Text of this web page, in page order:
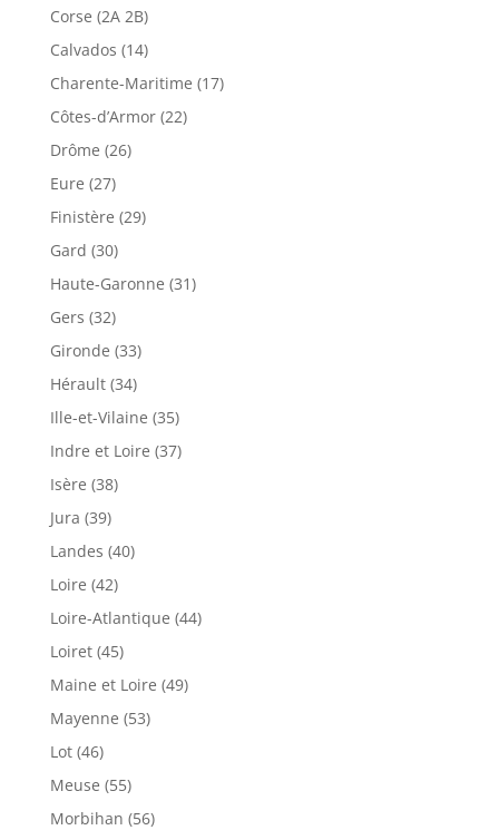
Corse (2A 2B)
Calvados (14)
Charente-Maritime (17)
Côtes-d’Armor (22)
Drôme (26)
Eure (27)
Finistère (29)
Gard (30)
Haute-Garonne (31)
Gers (32)
Gironde (33)
Hérault (34)
Ille-et-Vilaine (35)
Indre et Loire (37)
Isère (38)
Jura (39)
Landes (40)
Loire (42)
Loire-Atlantique (44)
Loiret (45)
Maine et Loire (49)
Mayenne (53)
Lot (46)
Meuse (55)
Morbihan (56)